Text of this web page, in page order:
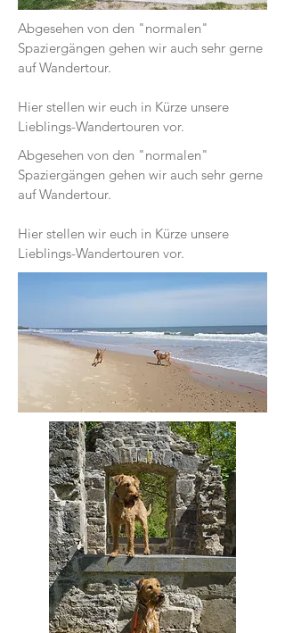
Abgesehen von den "normalen"
Spaziergängen gehen wir auch sehr gerne
auf Wandertour.
Hier stellen wir euch in Kürze unsere
Lieblings-Wandertouren vor.
Abgesehen von den "normalen"
Spaziergängen gehen wir auch sehr gerne
auf Wandertour.
Hier stellen wir euch in Kürze unsere
Lieblings-Wandertouren vor.